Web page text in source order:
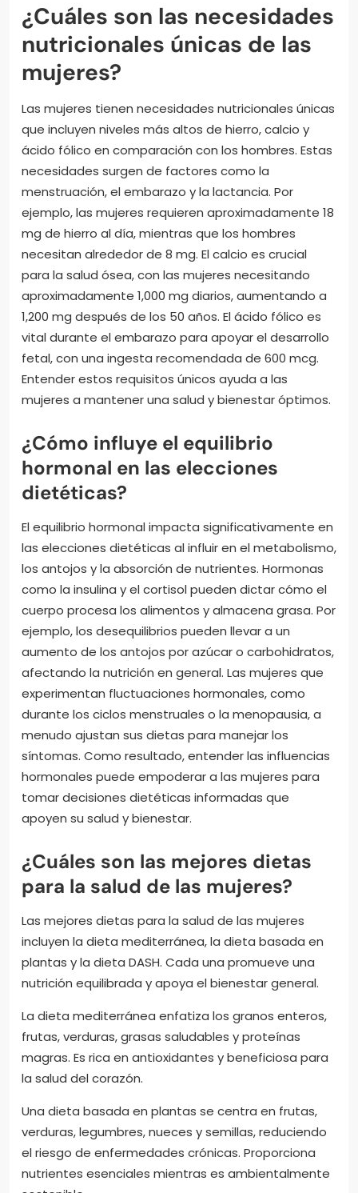
¿Cuáles son las necesidades
nutricionales únicas de las
mujeres?
Las mujeres tienen necesidades nutricionales únicas
que incluyen niveles más altos de hierro, calcio y
ácido fólico en comparación con los hombres. Estas
necesidades surgen de factores como la
menstruación, el embarazo y la lactancia. Por
ejemplo, las mujeres requieren aproximadamente 18
mg de hierro al día, mientras que los hombres
necesitan alrededor de 8 mg. El calcio es crucial
para la salud ósea, con las mujeres necesitando
aproximadamente 1,000 mg diarios, aumentando a
1,200 mg después de los 50 años. El ácido fólico es
vital durante el embarazo para apoyar el desarrollo
fetal, con una ingesta recomendada de 600 mcg.
Entender estos requisitos únicos ayuda a las
mujeres a mantener una salud y bienestar óptimos.
¿Cómo influye el equilibrio
hormonal en las elecciones
dietéticas?
El equilibrio hormonal impacta significativamente en
las elecciones dietéticas al influir en el metabolismo,
los antojos y la absorción de nutrientes. Hormonas
como la insulina y el cortisol pueden dictar cómo el
cuerpo procesa los alimentos y almacena grasa. Por
ejemplo, los desequilibrios pueden llevar a un
aumento de los antojos por azúcar o carbohidratos,
afectando la nutrición en general. Las mujeres que
experimentan fluctuaciones hormonales, como
durante los ciclos menstruales o la menopausia, a
menudo ajustan sus dietas para manejar los
síntomas. Como resultado, entender las influencias
hormonales puede empoderar a las mujeres para
tomar decisiones dietéticas informadas que
apoyen su salud y bienestar.
¿Cuáles son las mejores dietas
para la salud de las mujeres?
Las mejores dietas para la salud de las mujeres
incluyen la dieta mediterránea, la dieta basada en
plantas y la dieta DASH. Cada una promueve una
nutrición equilibrada y apoya el bienestar general.
La dieta mediterránea enfatiza los granos enteros,
frutas, verduras, grasas saludables y proteínas
magras. Es rica en antioxidantes y beneficiosa para
la salud del corazón.
Una dieta basada en plantas se centra en frutas,
verduras, legumbres, nueces y semillas, reduciendo
el riesgo de enfermedades crónicas. Proporciona
nutrientes esenciales mientras es ambientalmente